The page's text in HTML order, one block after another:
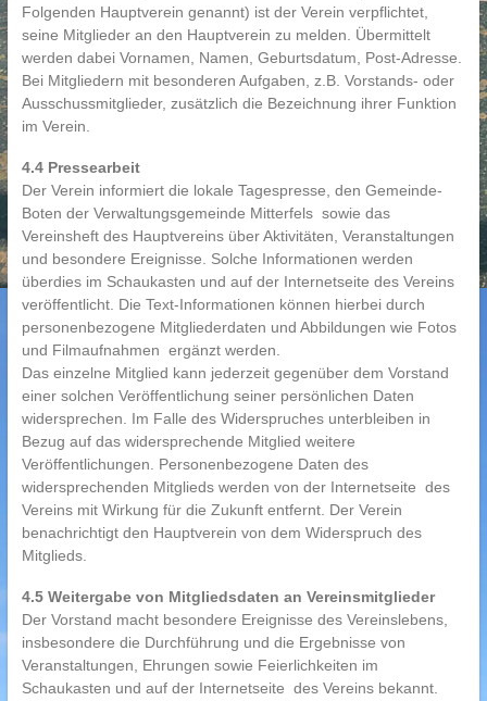
Folgenden Hauptverein genannt) ist der Verein verpflichtet,
seine Mitglieder an den Hauptverein zu melden. Übermittelt
werden dabei Vornamen, Namen, Geburtsdatum, Post-Adresse.
Bei Mitgliedern mit besonderen Aufgaben, z.B. Vorstands- oder
Ausschussmitglieder, zusätzlich die Bezeichnung ihrer Funktion
im Verein.
4.4 Pressearbeit
Der Verein informiert die lokale Tagespresse, den Gemeinde-
Boten der Verwaltungsgemeinde Mitterfels sowie das
Vereinsheft des Hauptvereins über Aktivitäten, Veranstaltungen
und besondere Ereignisse. Solche Informationen werden
überdies im Schaukasten und auf der Internetseite des Vereins
veröffentlicht. Die Text-Informationen können hierbei durch
personenbezogene Mitgliederdaten und Abbildungen wie Fotos
und Filmaufnahmen ergänzt werden.
Das einzelne Mitglied kann jederzeit gegenüber dem Vorstand
einer solchen Veröffentlichung seiner persönlichen Daten
widersprechen. Im Falle des Widerspruches unterbleiben in
Bezug auf das widersprechende Mitglied weitere
Veröffentlichungen. Personenbezogene Daten des
widersprechenden Mitglieds werden von der Internetseite des
Vereins mit Wirkung für die Zukunft entfernt. Der Verein
benachrichtigt den Hauptverein von dem Widerspruch des
Mitglieds.
4.5 Weitergabe von Mitgliedsdaten an Vereinsmitglieder
Der Vorstand macht besondere Ereignisse des Vereinslebens,
insbesondere die Durchführung und die Ergebnisse von
Veranstaltungen, Ehrungen sowie Feierlichkeiten im
Schaukasten und auf der Internetseite des Vereins bekannt.